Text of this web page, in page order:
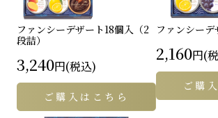
ファンシーデザート 18個入（2
段詰）
3,240円(税込)
ご購入はこちら
ファンシーデ
2,160円(
ご購